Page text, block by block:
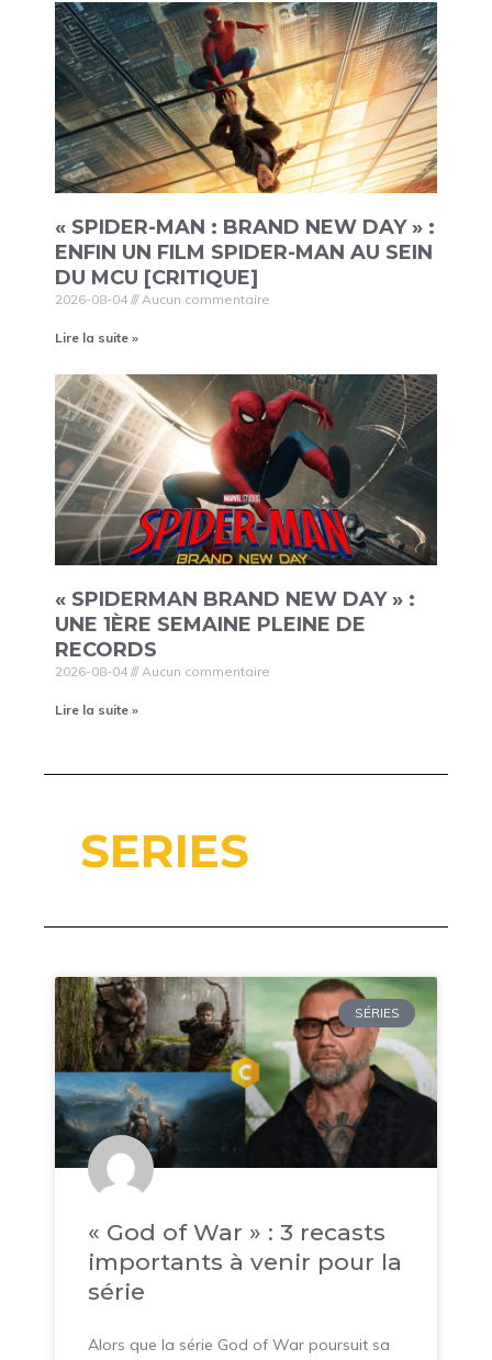
« SPIDER-MAN : BRAND NEW DAY » :
ENFIN UN FILM SPIDER-MAN AU SEIN
DU MCU [CRITIQUE]
2026-08-04 Aucun commentaire
Lire la suite »
« SPIDERMAN BRAND NEW DAY » :
UNE 1ÈRE SEMAINE PLEINE DE
RECORDS
2026-08-04 Aucun commentaire
Lire la suite »
SERIES
SÉRIES
« God of War » : 3 recasts
importants à venir pour la
série
Alors que la série God of War poursuit sa